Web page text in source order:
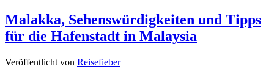
Malakka, Sehenswürdigkeiten und Tipps
für die Hafenstadt in Malaysia
Veröffentlicht von Reisefieber